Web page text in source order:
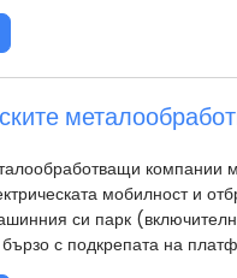
компании
мобилност и
си парк
с подкрепата на